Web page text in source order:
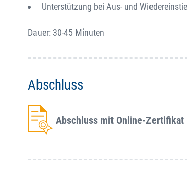
Unterstützung bei Aus- und
Dauer: 30-45 Minuten
Abschluss
Abschluss mit Online-Zertifikat